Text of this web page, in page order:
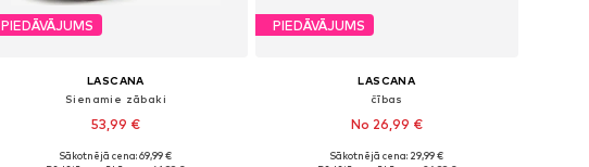
PIEDĀVĀJUMS
LASCANA
Sienamie zābaki
53,99 €
Pieejamie izmēri: 37, 38, 39, 40
Sākotnējā cena: 69,99 €
PIEDĀVĀJUMS
LASCANA
čības
No 26,99 €
Pieejams daudzos izmēros
Sākotnējā cena: 29,99 €